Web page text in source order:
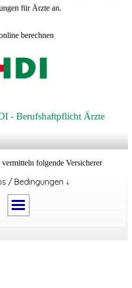
für Ärzte an.
berechnen
- Berufshaftpflicht Ärzte
folgende Versicherer
/ Bedingungen ↓